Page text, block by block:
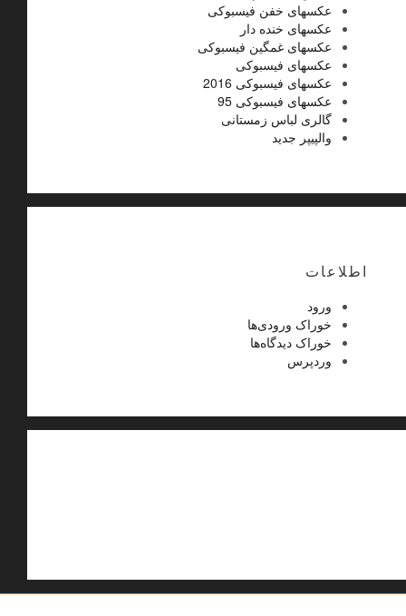
عکسهای خفن فیسبوکی
عکسهای خنده دار
عکسهای غمگین فیسبوکی
عکسهای فیسبوکی
عکسهای فیسبوکی 2016
عکسهای فیسبوکی 95
گالری لباس زمستانی
والپیپر جدید
اطلاعات
ورود
خوراک ورودی‌ها
خوراک دیدگاه‌ها
وردپرس